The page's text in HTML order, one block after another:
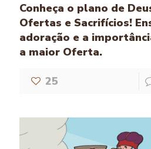
Conheça o plano de
Ofertas e Sacrifícios!
adoração e a
a maior Oferta.
25